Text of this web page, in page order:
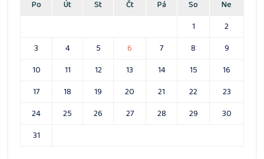
Po Út St Čt Pá So
Ne
1
2
3
4 5 6 7 8
9
10
11 12 13 14 15
16
17
18 19 20 21 22
23
24
25 26 27 28 29
30
31